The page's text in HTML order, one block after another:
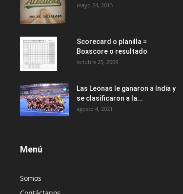
mayo 24, 2013
Scorecard o planilla =
Boxscore o resultado
octubre 25, 2009
Las Leonas le ganaron a India y
se clasificaron a la...
agosto 4, 2021
Menú
Somos